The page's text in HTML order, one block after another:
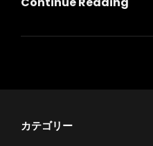
ニ
カテゴリー